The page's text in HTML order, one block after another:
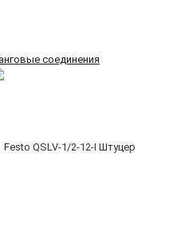
соединения